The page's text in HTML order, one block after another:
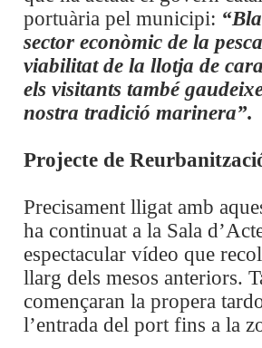
portuària pel municipi:
sector econòmic de la
viabilitat de la llotja de
els visitants també
nostra tradició marinera”.
Projecte de
Precisament lligat amb
ha continuat a la Sala
espectacular vídeo que
llarg dels mesos anteriors.
començaran la propera
l’entrada del port fins a la